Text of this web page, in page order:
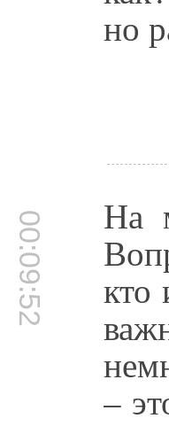
но
00:09:52 На
кто
–